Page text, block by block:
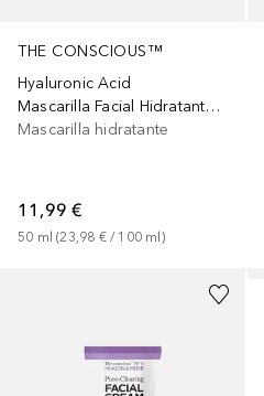
THE CONSCIOUS™
Hyaluronic Acid
Mascarilla Facial Hidratante con Ácido Hialurónico
Mascarilla hidratante
11,99 €
50 ml (23,98 € / 100 ml)